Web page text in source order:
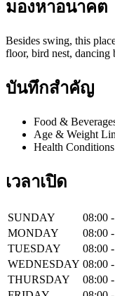
มองหาอนาคต
Besides swing, this
floor, bird nest, dancing
บันทึกสำคัญ
Food &
Age & Weight
Health
เวลาเปิด
SUNDAY
08:00
MONDAY
08:00
TUESDAY
08:00
WEDNESDAY 08:00
THURSDAY
08:00